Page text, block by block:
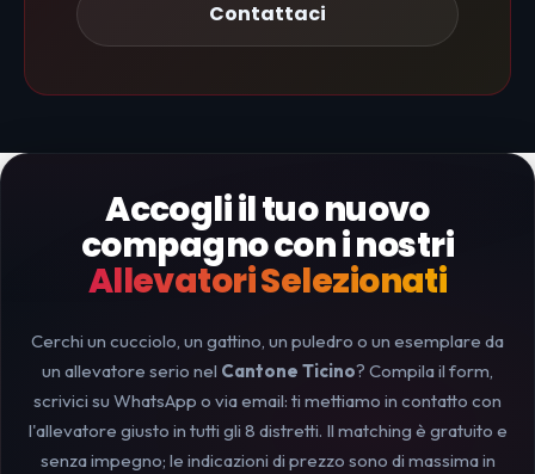
Contattaci
Accogli il tuo nuovo
compagno con i nostri
Allevatori Selezionati
Cerchi un cucciolo, un gattino, un puledro o un esemplare da
un allevatore serio nel Cantone Ticino? Compila il form,
scrivici su WhatsApp o via email: ti mettiamo in contatto con
l'allevatore giusto in tutti gli 8 distretti. Il matching è gratuito e
senza impegno; le indicazioni di prezzo sono di massima in